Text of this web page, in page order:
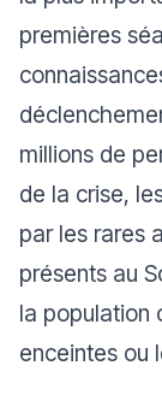
premières
millions de
de la crise,
par les rares
présents au
la population
enceintes ou